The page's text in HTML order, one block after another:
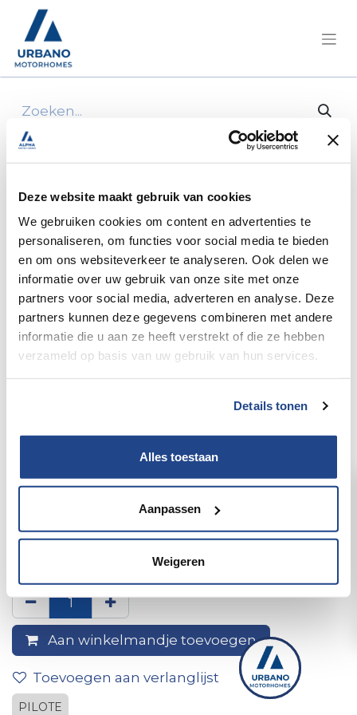
Deze website maakt gebruik van cookies
We gebruiken cookies om content en advertenties te
personaliseren, om functies voor social media te bieden
en om ons websiteverkeer te analyseren. Ook delen we
informatie over uw gebruik van onze site met onze
partners voor social media, adverteren en analyse. Deze
partners kunnen deze gegevens combineren met andere
informatie die u aan ze heeft verstrekt of die ze hebben
verzameld op basis van uw gebruik van hun services.
Details tonen
Alles toestaan
Aanpassen
Weigeren
Alle producten
Rear Bumper for the 2012 Pilote Explorateur
Rear Bumper for the 2012
Pilote Explorateur
Aan winkelmandje toevoegen
Toevoegen aan verlanglijst
PILOTE